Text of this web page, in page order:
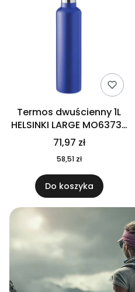
Termos dwuścienny 1L
HELSINKI LARGE MO6373-
04
71,97 zł
58,51 zł
Do koszyka